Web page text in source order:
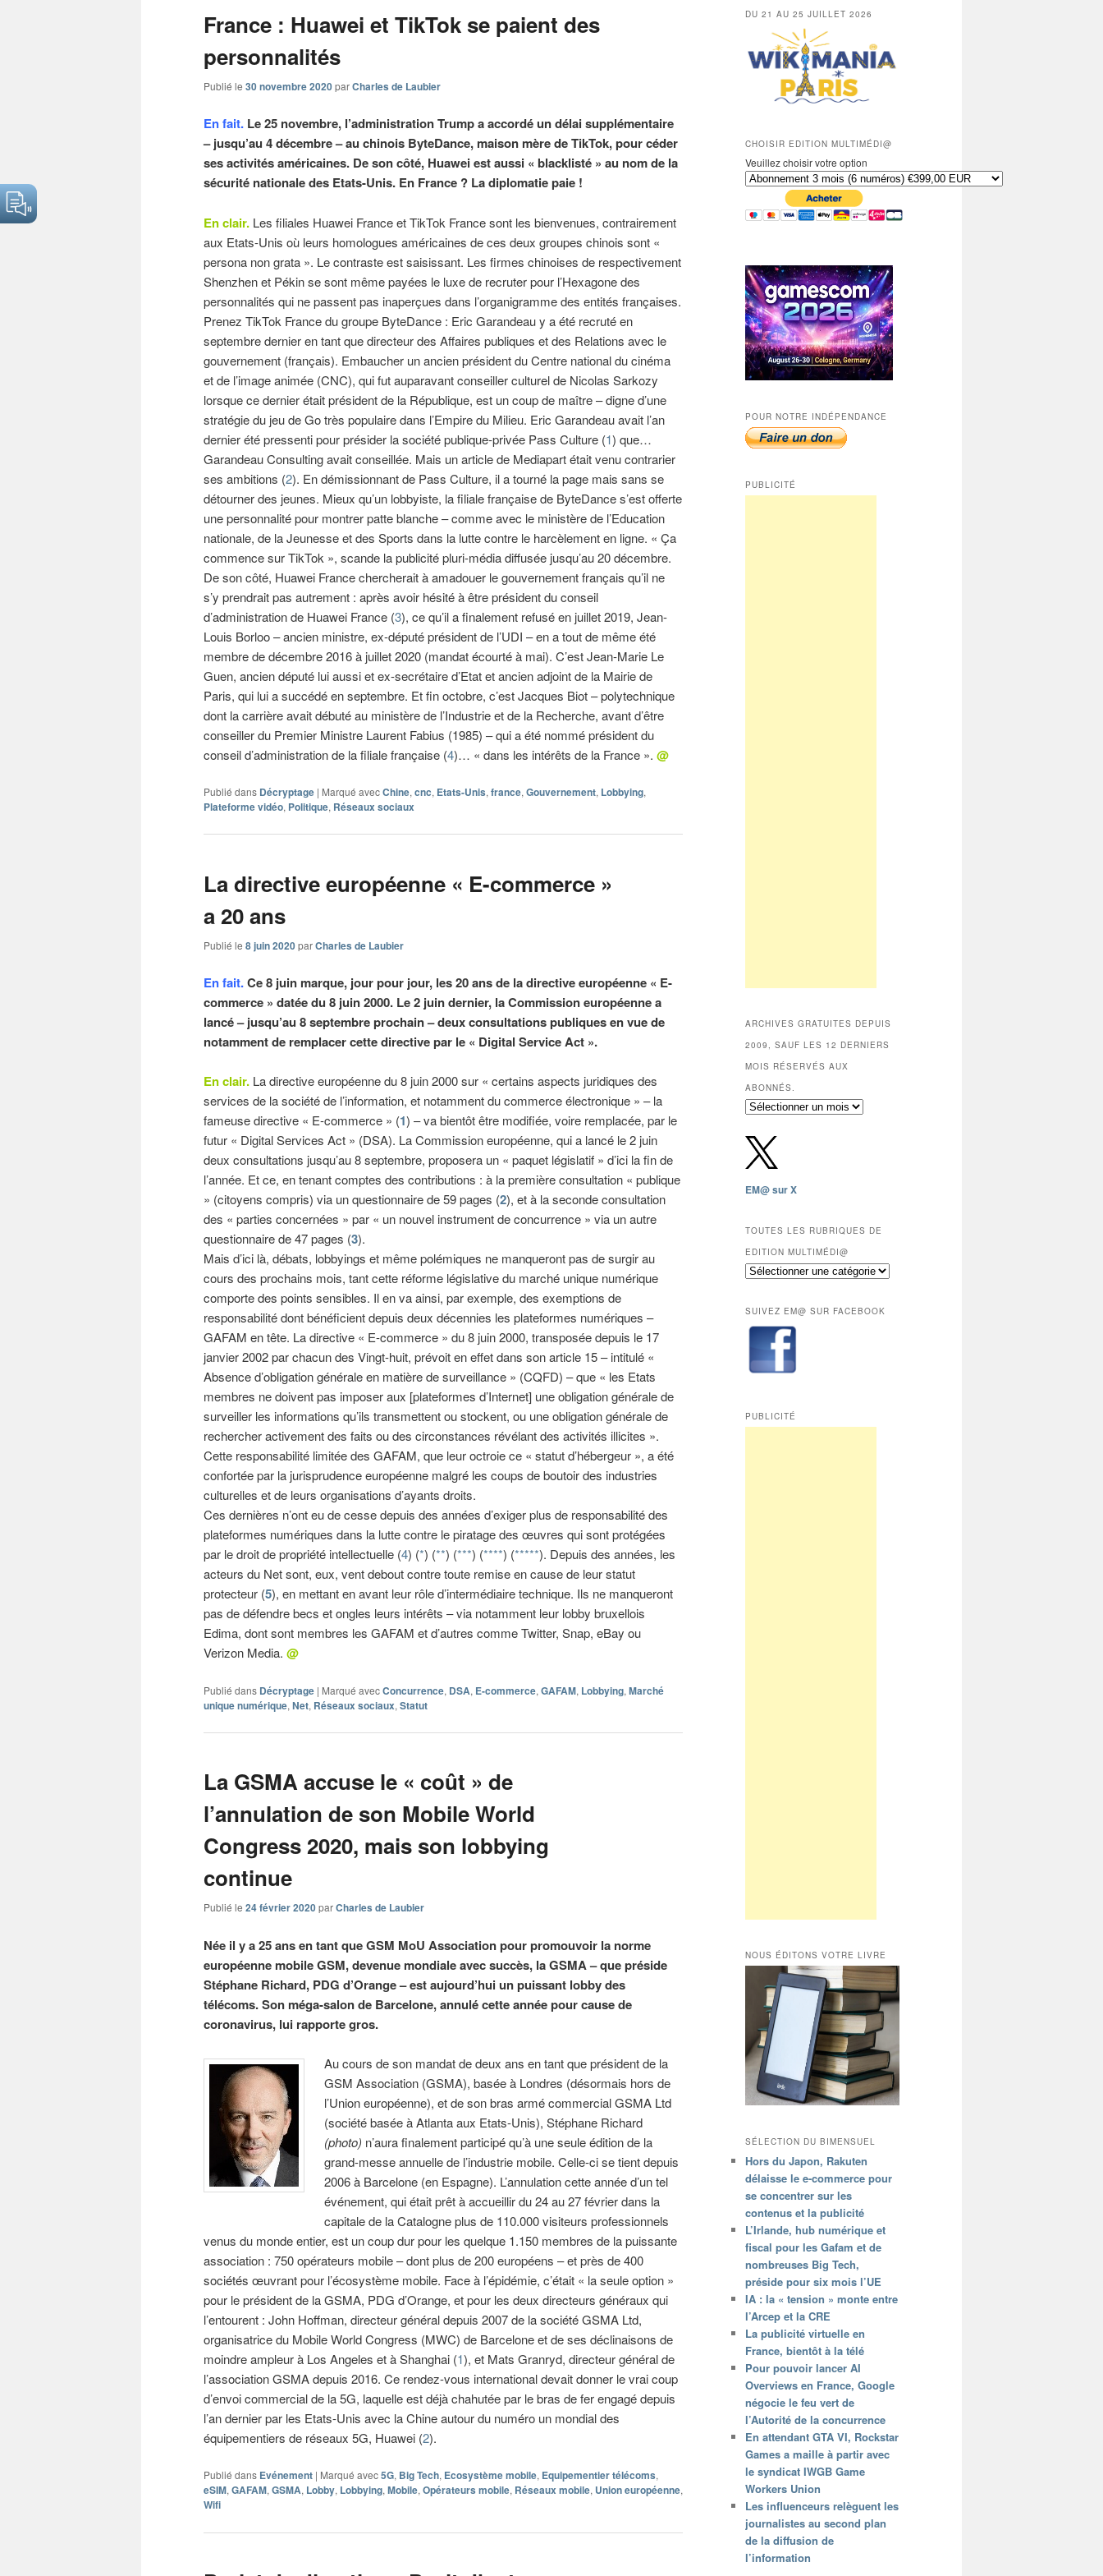
France : Huawei et TikTok se paient des
personnalités
Publié le 30 novembre 2020parCharles de Laubier
En fait. Le 25 novembre, l’administration Trump a accordé un délai supplémentaire
– jusqu’au 4 décembre – au chinois ByteDance, maison mère de TikTok, pour céder
ses activités américaines. De son côté, Huawei est aussi « blacklisté » au nom de la
sécurité nationale des Etats-Unis. En France ? La diplomatie paie !
En clair. Les filiales Huawei France et TikTok France sont les bienvenues, contrairement
aux Etats-Unis où leurs homologues américaines de ces deux groupes chinois sont «
persona non grata ». Le contraste est saisissant. Les firmes chinoises de respectivement
Shenzhen et Pékin se sont même payées le luxe de recruter pour l’Hexagone des
personnalités qui ne passent pas inaperçues dans l’organigramme des entités françaises.
Prenez TikTok France du groupe ByteDance : Eric Garandeau y a été recruté en
septembre dernier en tant que directeur des Affaires publiques et des Relations avec le
gouvernement (français). Embaucher un ancien président du Centre national du cinéma
et de l’image animée (CNC), qui fut auparavant conseiller culturel de Nicolas Sarkozy
lorsque ce dernier était président de la République, est un coup de maître – digne d’une
stratégie du jeu de Go très populaire dans l’Empire du Milieu. Eric Garandeau avait l’an
dernier été pressenti pour présider la société publique-privée Pass Culture (1) que…
Garandeau Consulting avait conseillée. Mais un article de Mediapart était venu contrarier
ses ambitions (2). En démissionnant de Pass Culture, il a tourné la page mais sans se
détourner des jeunes. Mieux qu’un lobbyiste, la filiale française de ByteDance s’est offerte
une personnalité pour montrer patte blanche – comme avec le ministère de l’Education
nationale, de la Jeunesse et des Sports dans la lutte contre le harcèlement en ligne. « Ça
commence sur TikTok », scande la publicité pluri-média diffusée jusqu’au 20 décembre.
De son côté, Huawei France chercherait à amadouer le gouvernement français qu’il ne
s’y prendrait pas autrement : après avoir hésité à être président du conseil
d’administration de Huawei France (3), ce qu’il a finalement refusé en juillet 2019, Jean-
Louis Borloo – ancien ministre, ex-député président de l’UDI – en a tout de même été
membre de décembre 2016 à juillet 2020 (mandat écourté à mai). C’est Jean-Marie Le
Guen, ancien député lui aussi et ex-secrétaire d’Etat et ancien adjoint de la Mairie de
Paris, qui lui a succédé en septembre. Et fin octobre, c’est Jacques Biot – polytechnique
dont la carrière avait débuté au ministère de l’Industrie et de la Recherche, avant d’être
conseiller du Premier Ministre Laurent Fabius (1985) – qui a été nommé président du
conseil d’administration de la filiale française (4)… « dans les intérêts de la France ». @
Publié dans Décryptage | Marqué avecChine, cnc, Etats-Unis, france, Gouvernement, Lobbying,
Plateforme vidéo, Politique, Réseaux sociaux
La directive européenne « E-commerce »
a 20 ans
Publié le 8 juin 2020parCharles de Laubier
En fait.Ce 8 juin marque, jour pour jour, les 20 ans de la directive européenne « E-
commerce » datée du 8 juin 2000. Le 2 juin dernier, la Commission européenne a
lancé – jusqu’au 8 septembre prochain – deux consultations publiques en vue de
notamment de remplacer cette directive par le « Digital Service Act ».
En clair. La directive européenne du 8 juin 2000 sur « certains aspects juridiques des
services de la société de l’information, et notamment du commerce électronique » – la
fameuse directive « E-commerce » (1) – va bientôt être modifiée, voire remplacée, par le
futur « Digital Services Act » (DSA). La Commission européenne, qui a lancé le 2 juin
deux consultations jusqu’au 8 septembre, proposera un « paquet législatif » d’ici la fin de
l’année. Et ce, en tenant comptes des contributions : à la première consultation « publique
» (citoyens compris) via un questionnaire de 59 pages (2), et à la seconde consultation
des « parties concernées » par « un nouvel instrument de concurrence » via un autre
questionnaire de 47 pages (3).
Mais d’ici là, débats, lobbyings et même polémiques ne manqueront pas de surgir au
cours des prochains mois, tant cette réforme législative du marché unique numérique
comporte des points sensibles. Il en va ainsi, par exemple, des exemptions de
responsabilité dont bénéficient depuis deux décennies les plateformes numériques –
GAFAM en tête. La directive « E-commerce » du 8 juin 2000, transposée depuis le 17
janvier 2002 par chacun des Vingt-huit, prévoit en effet dans son article 15 – intitulé «
Absence d’obligation générale en matière de surveillance » (CQFD) – que « les Etats
membres ne doivent pas imposer aux [plateformes d’Internet] une obligation générale de
surveiller les informations qu’ils transmettent ou stockent, ou une obligation générale de
rechercher activement des faits ou des circonstances révélant des activités illicites ».
Cette responsabilité limitée des GAFAM, que leur octroie ce « statut d’hébergeur », a été
confortée par la jurisprudence européenne malgré les coups de boutoir des industries
culturelles et de leurs organisations d’ayants droits.
Ces dernières n’ont eu de cesse depuis des années d’exiger plus de responsabilité des
plateformes numériques dans la lutte contre le piratage des œuvres qui sont protégées
par le droit de propriété intellectuelle (4) (*) (**) (***) (****) (*****). Depuis des années, les
acteurs du Net sont, eux, vent debout contre toute remise en cause de leur statut
protecteur (5), en mettant en avant leur rôle d’intermédiaire technique. Ils ne manqueront
pas de défendre becs et ongles leurs intérêts – via notamment leur lobby bruxellois
Edima, dont sont membres les GAFAM et d’autres comme Twitter, Snap, eBay ou
Verizon Media. @
Publié dans Décryptage | Marqué avecConcurrence, DSA, E-commerce, GAFAM, Lobbying, Marché
unique numérique, Net, Réseaux sociaux, Statut
La GSMA accuse le « coût » de
l’annulation de son Mobile World
Congress 2020, mais son lobbying
continue
Publié le 24 février 2020parCharles de Laubier
Née il y a 25 ans en tant que GSM MoU Association pour promouvoir la norme
européenne mobile GSM, devenue mondiale avec succès, la GSMA – que préside
Stéphane Richard, PDG d’Orange – est aujourd’hui un puissant lobby des
télécoms. Son méga-salon de Barcelone, annulé cette année pour cause de
coronavirus, lui rapporte gros.
Au cours de son mandat de deux ans en tant que président de la
GSM Association (GSMA), basée à Londres (désormais hors de
l’Union européenne), et de son bras armé commercial GSMA Ltd
(société basée à Atlanta aux Etats-Unis), Stéphane Richard
(photo) n’aura finalement participé qu’à une seule édition de la
grand-messe annuelle de l’industrie mobile. Celle-ci se tient depuis
2006 à Barcelone (en Espagne). L’annulation cette année d’un tel
événement, qui était prêt à accueillir du 24 au 27 février dans la
capitale de la Catalogne plus de 110.000 visiteurs professionnels
venus du monde entier, est un coup dur pour les quelque 1.150 membres de la puissante
association : 750 opérateurs mobile – dont plus de 200 européens – et près de 400
sociétés œuvrant pour l’écosystème mobile. Face à l’épidémie, c’était « la seule option »
pour le président de la GSMA, PDG d’Orange, et pour les deux directeurs généraux qui
l’entourent : John Hoffman, directeur général depuis 2007 de la société GSMA Ltd,
organisatrice du Mobile World Congress (MWC) de Barcelone et de ses déclinaisons de
moindre ampleur à Los Angeles et à Shanghai (1), et Mats Granryd, directeur général de
l’association GSMA depuis 2016. Ce rendez-vous international devait donner le vrai coup
d’envoi commercial de la 5G, laquelle est déjà chahutée par le bras de fer engagé depuis
l’an dernier par les Etats-Unis avec la Chine autour du numéro un mondial des
équipementiers de réseaux 5G, Huawei (2).
Publié dans Evénement | Marqué avec5G, Big Tech, Ecosystème mobile, Equipementier télécoms,
eSIM, GAFAM, GSMA, Lobby, Lobbying, Mobile, Opérateurs mobile, Réseaux mobile, Union européenne,
Wifi
DU 21 AU 25 JUILLET 2026
CHOISIR EDITION MULTIMÉDI@
Veuillez choisir votre option
POUR NOTRE INDÉPENDANCE
PUBLICITÉ
ARCHIVES GRATUITES DEPUIS
2009, SAUF LES 12 DERNIERS
MOIS RÉSERVÉS AUX
ABONNÉS.
Archives
depuis
2009,
sauf
les
mois
réservés
aux
abonnés.
EM@ sur X
TOUTES LES RUBRIQUES DE
EDITION MULTIMÉDI@
Toutes
de
Edition
Multimédi@
SUIVEZ EM@ SUR FACEBOOK
PUBLICITÉ
NOUS ÉDITONS VOTRE LIVRE
SÉLECTION DU BIMENSUEL
Hors du Japon, Rakuten
délaisse le e-commerce pour
se concentrer sur les
contenus et la publicité
L’Irlande, hub numérique et
fiscal pour les Gafam et de
nombreuses Big Tech,
préside pour six mois l’UE
IA : la « tension » monte entre
l’Arcep et la CRE
La publicité virtuelle en
France, bientôt à la télé
Pour pouvoir lancer AI
Overviews en France, Google
négocie le feu vert de
l’Autorité de la concurrence
En attendant GTA VI, Rockstar
Games a maille à partir avec
le syndicat IWGB Game
Workers Union
Les influenceurs relèguent les
journalistes au second plan
de la diffusion de
l’information